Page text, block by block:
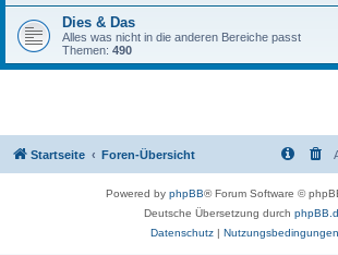
Dies & Das
Alles was nicht in die anderen Bereiche passt
Themen: 490
Startseite Foren-Übersicht
Powered by phpBB® Forum Software ©
Deutsche Übersetzung durch
Datenschutz| Nutzungsbedingungen